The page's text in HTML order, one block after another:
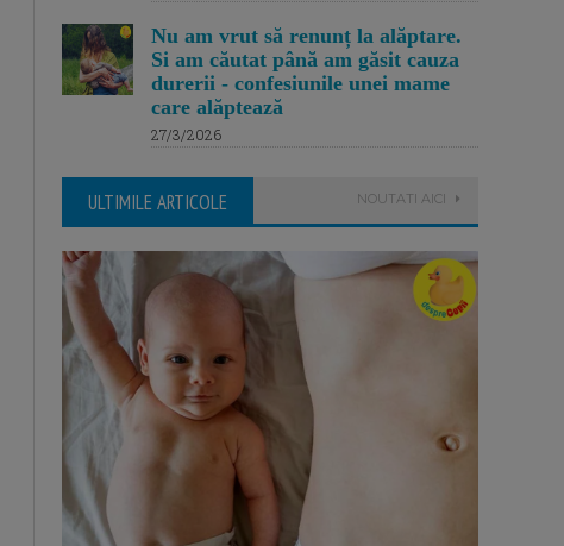
Nu am vrut să renunț la alăptare.
Si am căutat până am găsit cauza
durerii - confesiunile unei mame
care alăptează
27/3/2026
ULTIMILE ARTICOLE NOUTATI AICI